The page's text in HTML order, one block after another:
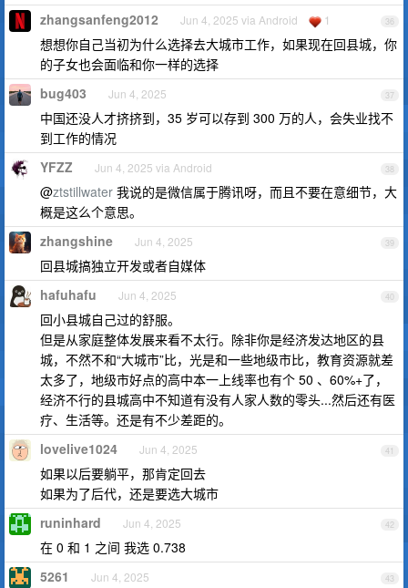
36
zhangsanfeng2012 Jun 4, 2025 via Android 1
想想你自己当初为什么选择去大城市工作，如果现在回县城，你
的子女也会面临和你一样的选择
37
bug403 Jun 4, 2025
中国还没人才挤挤到，35 岁可以存到 300 万的人，会失业找不
到工作的情况
38
YFZZ Jun 4, 2025 via Android
@ztstillwater 我说的是微信属于腾讯呀，而且不要在意细节，大
概是这么个意思。
39
zhangshine Jun 4, 2025
回县城搞独立开发或者自媒体
40
hafuhafu Jun 4, 2025
回小县城自己过的舒服。
但是从家庭整体发展来看不太行。除非你是经济发达地区的县
城，不然不和“大城市”比，光是和一些地级市比，教育资源就差
太多了，地级市好点的高中本一上线率也有个 50 、60%+了，
经济不行的县城高中不知道有没有人家人数的零头...然后还有医
疗、生活等。还是有不少差距的。
41
lovelive1024 Jun 4, 2025
如果以后要躺平，那肯定回去
如果为了后代，还是要选大城市
42
runinhard Jun 4, 2025
在 0 和 1 之间 我选 0.738
43
5261 Jun 4, 2025